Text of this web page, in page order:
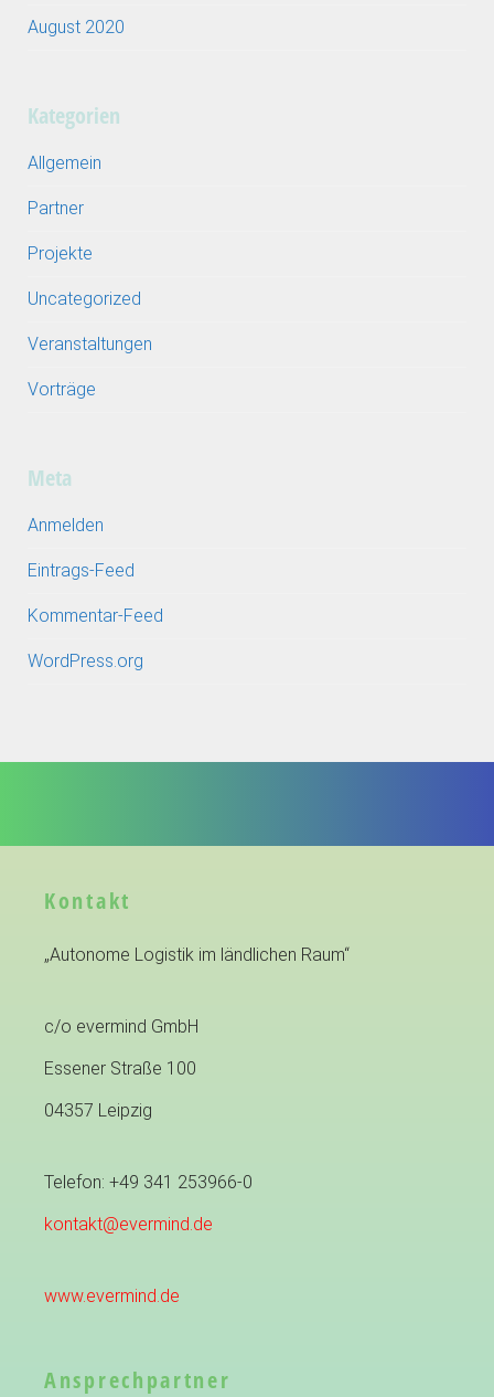
August 2020
Kategorien
Allgemein
Partner
Projekte
Uncategorized
Veranstaltungen
Vorträge
Meta
Anmelden
Eintrags-Feed
Kommentar-Feed
WordPress.org
Kontakt
„Autonome Logistik im ländlichen Raum“
c/o evermind GmbH
Essener Straße 100
04357 Leipzig
Telefon: +49 341 253966-0
kontakt@evermind.de
www.evermind.de
Ansprechpartner